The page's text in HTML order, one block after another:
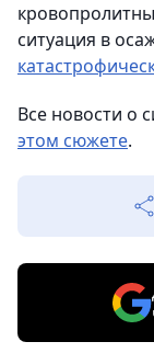
ситуация в
Все новости о
этом сюжете.